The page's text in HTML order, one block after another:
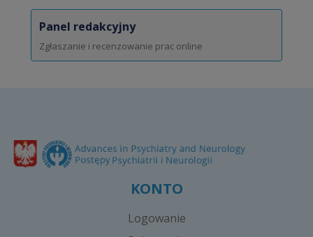
Panel redakcyjny
Zgłaszanie i recenzowanie prac online
KONTO
Logowanie